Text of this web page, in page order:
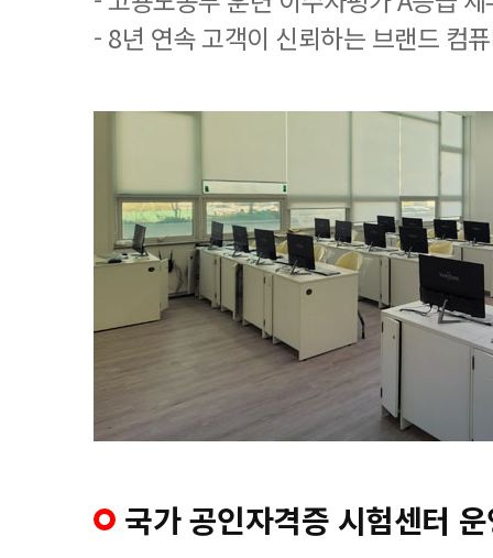
- 8년 연속 고객이 신뢰하는 브랜드 컴
국가 공인자격증 시험센터